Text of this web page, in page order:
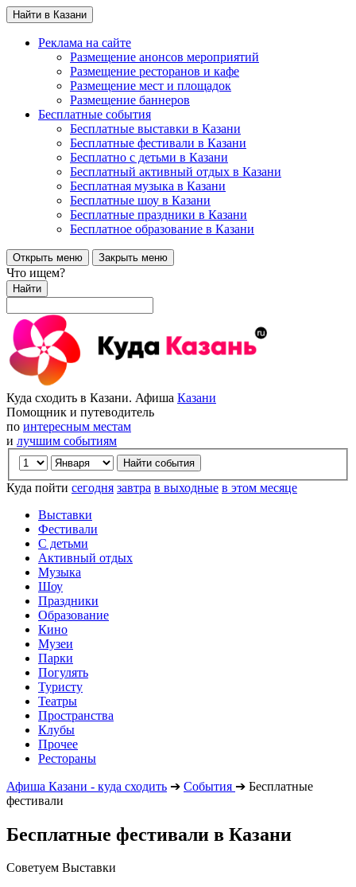
Найти в Казани
Реклама на сайте
Размещение анонсов мероприятий
Размещение ресторанов и кафе
Размещение мест и площадок
Размещение баннеров
Бесплатные события
Бесплатные выставки в Казани
Бесплатные фестивали в Казани
Бесплатно с детьми в Казани
Бесплатный активный отдых в Казани
Бесплатная музыка в Казани
Бесплатные шоу в Казани
Бесплатные праздники в Казани
Бесплатное образование в Казани
Открыть меню Закрыть меню
Что ищем?
Найти
Куда сходить в Казани. Афиша Казани
Помощник и путеводитель
по интересным местам
и лучшим событиям
Куда пойти сегодня завтра в выходные в этом месяце
Выставки
Фестивали
С детьми
Активный отдых
Музыка
Шоу
Праздники
Образование
Кино
Музеи
Парки
Погулять
Туристу
Театры
Пространства
Клубы
Прочее
Рестораны
Афиша Казани - куда сходить ➔ События ➔ Бесплатные
фестивали
Бесплатные фестивали в Казани
Советуем Выставки